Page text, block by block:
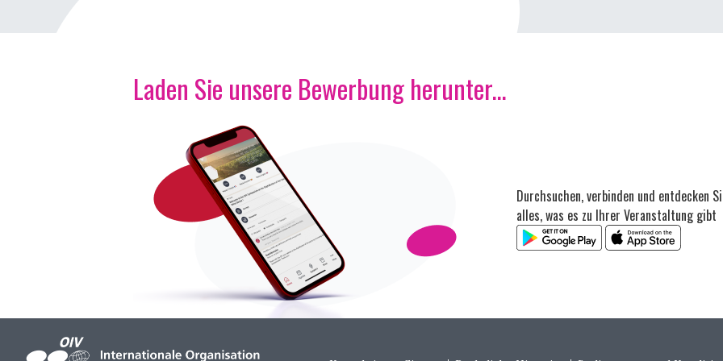
Laden Sie unsere Bewerbung herunter...
Durchsuchen, verbinden und entdecken
alles, was es zu Ihrer Veranstaltung gibt